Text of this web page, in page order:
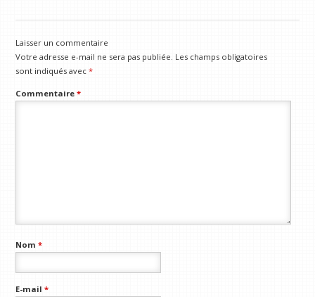
Laisser un commentaire
Votre adresse e-mail ne sera pas publiée. Les champs obligatoires
sont indiqués avec*
Commentaire*
Nom*
E-mail*